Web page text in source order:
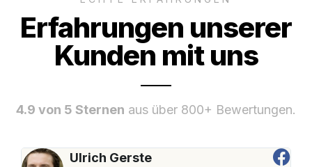
Erfahrungen unserer
Kunden mit uns
4.9 von 5 Sternen aus über 800+ Bewertungen.
Ulrich Gerste